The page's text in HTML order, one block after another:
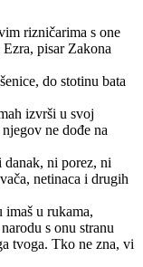
rizničarima s one
pisar Zakona
do stotinu bata
izvrši u svoj
ne dođe na
danak, ni porez, ni
netinaca i drugih
u rukama,
s onu stranu
tvoga. Tko ne zna, vi